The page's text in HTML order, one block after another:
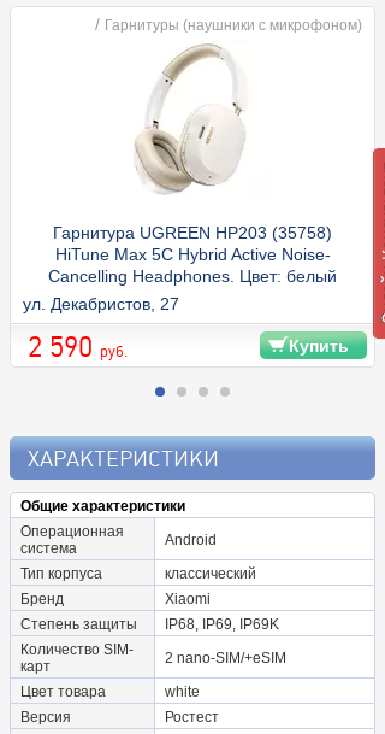
/ Гарнитуры (наушники с микрофоном)
Гарнитура UGREEN HP203 (35758)
HiTune Max 5C Hybrid Active Noise-
Cancelling Headphones. Цвет: белый
ул. Декабристов, 27
2 590 руб. Купить
ХАРАКТЕРИСТИКИ
Общие характеристики
Операционная
система
Android
Тип корпуса
классический
Бренд
Xiaomi
Степень защиты
IP68, IP69, IP69K
Количество SIM-
карт
2 nano-SIM/+eSIM
Цвет товара
white
Версия
Ростест